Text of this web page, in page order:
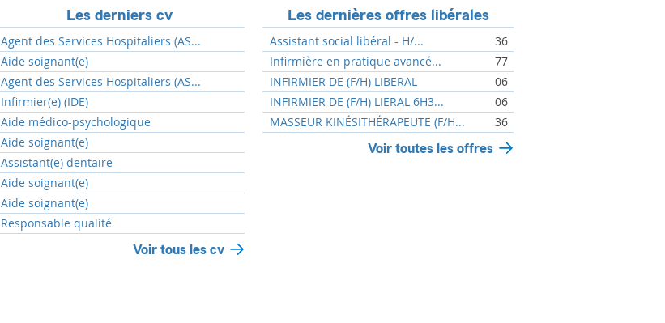
Les derniers cv
Agent des Services Hospitaliers (AS...
Aide soignant(e)
Agent des Services Hospitaliers (AS...
Infirmier(e) (IDE)
Aide médico-psychologique
Aide soignant(e)
Assistant(e) dentaire
Aide soignant(e)
Aide soignant(e)
Responsable qualité
Voir tous les cv
Les dernières offres libérales
Assistant social libéral - H/...
36
Infirmière en pratique avancé...
77
INFIRMIER DE (F/H) LIBERAL
06
INFIRMIER DE (F/H) LIERAL 6H3...
06
MASSEUR KINÉSITHÉRAPEUTE (F/H...
36
Voir toutes les offres